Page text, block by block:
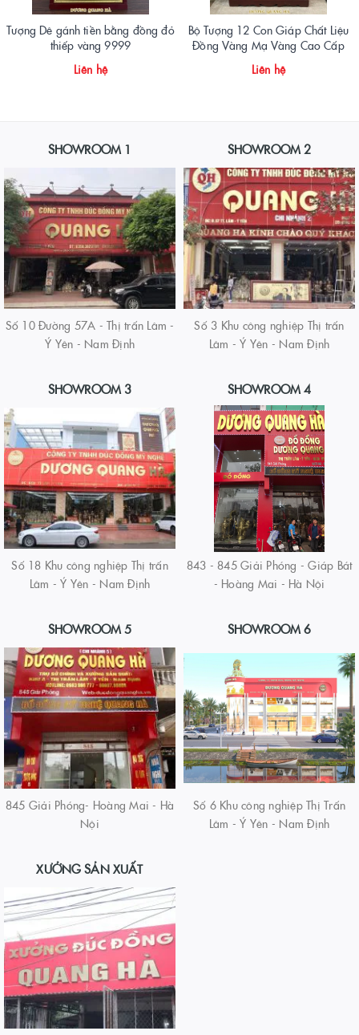
Tượng Dê gánh tiền bằng đồng đỏ
thiếp vàng 9999
Liên hệ
Bộ Tượng 12 Con Giáp Chất Liệu
Đồng Vàng Mạ Vàng Cao Cấp
Liên hệ
SHOWROOM 1
Số 10 Đường 57A - Thị trấn Lâm -
Ý Yên - Nam Định
SHOWROOM 2
Số 3 Khu công nghiệp Thị trấn
Lâm - Ý Yên - Nam Định
SHOWROOM 3
Số 18 Khu công nghiệp Thị trấn
Lâm - Ý Yên - Nam Định
SHOWROOM 4
843 - 845 Giải Phóng - Giáp Bát
- Hoàng Mai - Hà Nội
SHOWROOM 5
845 Giải Phóng- Hoàng Mai - Hà
Nội
SHOWROOM 6
Số 6 Khu công nghiệp Thị Trấn
Lâm - Ý Yên - Nam Định
XƯỞNG SẢN XUẤT